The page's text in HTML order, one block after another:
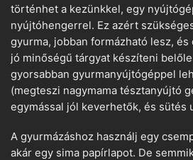
történhet a kezünkkel, egy
nyújtóhengerrel. Ez azért
gyurma, jobban formázható lesz,
jó minőségű tárgyat készíteni
gyorsabban gyurmanyújtógéppel
(megteszi nagymama tésztanyújtó
egymással jól keverhetők, és sütés
A gyurmázáshoz használj egy
akár egy sima papírlapot. De